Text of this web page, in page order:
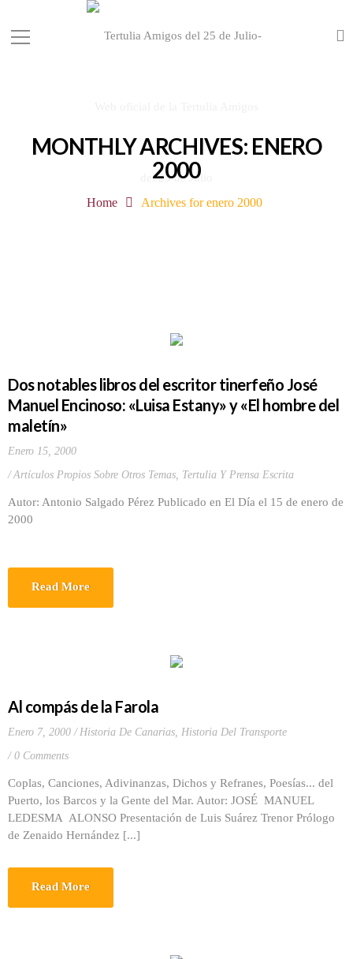
MONTHLY ARCHIVES: ENERO
2000
Home Archives for enero 2000
Dos notables libros del escritor tinerfeño José
Manuel Encinoso: «Luisa Estany» y «El hombre del
maletín»
Enero 15, 2000
Artículos Propios Sobre Otros Temas, Tertulia Y Prensa Escrita
Autor: Antonio Salgado Pérez Publicado en El Día el 15 de enero de
2000
Read More
Al compás de la Farola
Enero 7, 2000 Historia De Canarias, Historia Del Transporte
0 Comments
Coplas, Canciones, Adivinanzas, Dichos y Refranes, Poesías... del
Puerto, los Barcos y la Gente del Mar. Autor: JOSÉ MANUEL
LEDESMA ALONSO Presentación de Luis Suárez Trenor Prólogo
de Zenaido Hernández [...]
Read More